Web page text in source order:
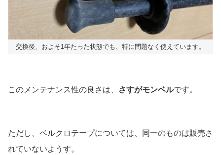
交換後、およそ1年たった状態でも、特に問題なく使えています。
このメンテナンス性の良さは、 さすがモンベルです。
ただし、ベルクロテープについては、同一のものは販売さ
れていないようす。